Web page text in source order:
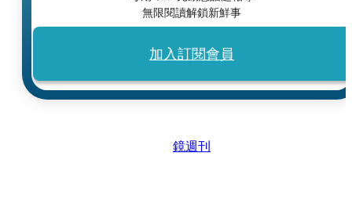
無限閱讀解鎖新鮮事
加入訂閱會員
鏡週刊